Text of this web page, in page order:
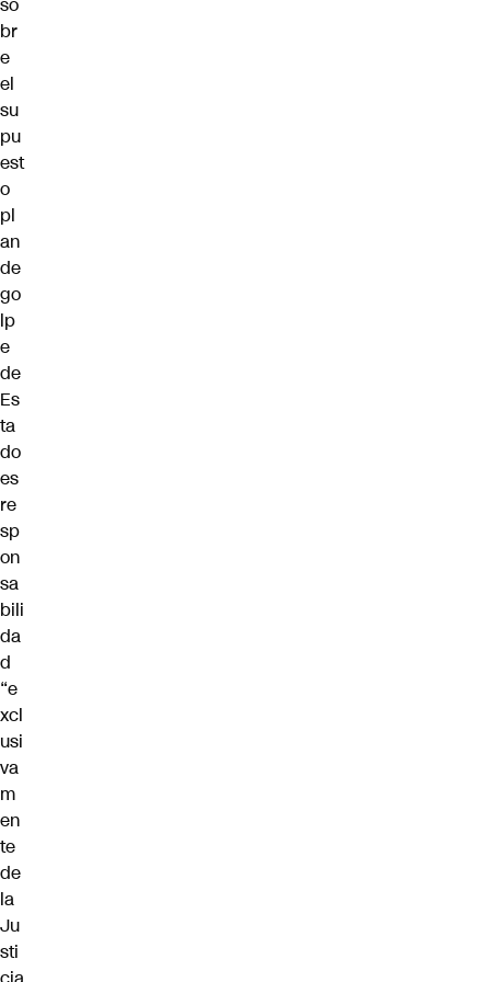
br
e
el
su
pu
est
o
pl
an
de
go
lp
e
de
Es
ta
do
es
re
sp
on
sa
bili
da
d
“e
xcl
usi
va
m
en
te
de
la
Ju
sti